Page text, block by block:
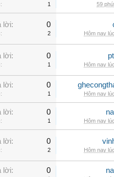
1 59
lời: 0
2 Hôm nay
lời: 0
1 Hôm nay
lời: 0
1 Hôm nay
lời: 0
1 Hôm nay
lời: 0
2 Hôm nay
lời: 0